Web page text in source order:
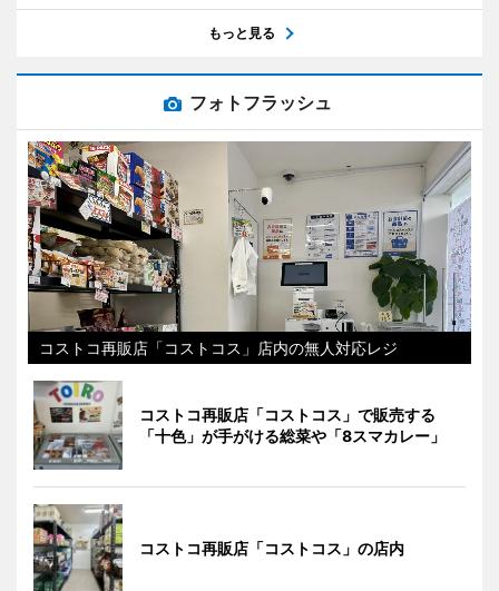
もっと見る
フォトフラッシュ
コストコ再販店「コストコス」店内の無人対応レジ
コストコ再販店「コストコス」で販売する
「十色」が手がける総菜や「8スマカレー」
コストコ再販店「コストコス」の店内